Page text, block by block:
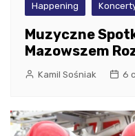
Happening
Muzyczne
Mazowszem
Kamil Sośniak 6